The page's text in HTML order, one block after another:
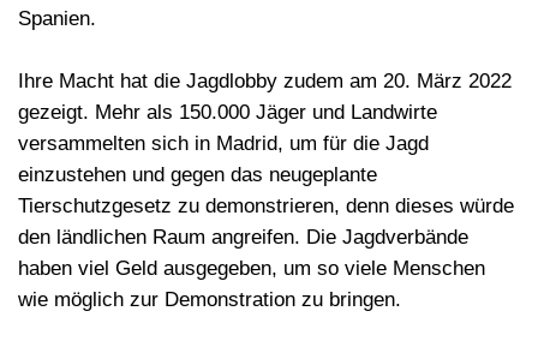
Spanien.
Ihre Macht hat die Jagdlobby zudem am 20. März 2022
gezeigt. Mehr als 150.000 Jäger und Landwirte
versammelten sich in Madrid, um für die Jagd
einzustehen und gegen das neugeplante
Tierschutzgesetz zu demonstrieren, denn dieses würde
den ländlichen Raum angreifen. Die Jagdverbände
haben viel Geld ausgegeben, um so viele Menschen
wie möglich zur Demonstration zu bringen.